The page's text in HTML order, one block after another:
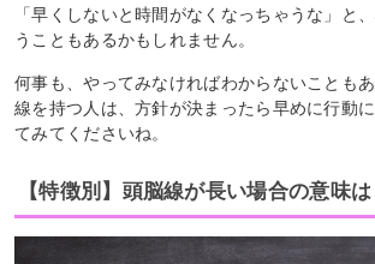
「早くしないと時間がなくなっちゃうな」と
うこともあるかもしれません。
何事も、やってみなければわからないことも
線を持つ人は、方針が決まったら早めに行動
てみてくださいね。
【特徴別】頭脳線が長い場合の意味は